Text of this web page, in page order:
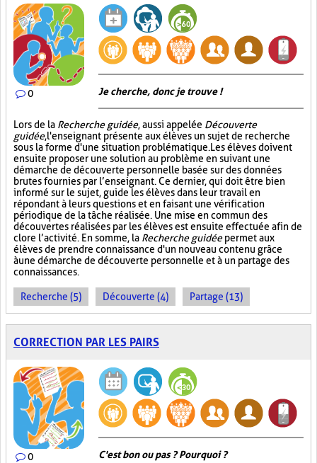
0 Je cherche, donc je trouve !
Lors de la Recherche guidée, aussi appelée Découverte
guidée, l'enseignant présente aux élèves un sujet de recherche
sous la forme d'une situation problématique. Les élèves doivent
ensuite proposer une solution au problème en suivant une
démarche de découverte personnelle basée sur des données
brutes fournies par l’enseignant. Ce dernier, qui doit être bien
informé sur le sujet, guide les élèves dans leur travail en
répondant à leurs questions et en faisant une vérification
périodique de la tâche réalisée. Une mise en commun des
découvertes réalisées par les élèves est ensuite effectuée afin de
clore l’activité. En somme, la Recherche guidéepermet aux
élèves de prendre connaissance d'un nouveau contenu grâce
à une démarche de découverte personnelle et à un partage des
connaissances.
Recherche (5) Découverte (4) Partage (13)
CORRECTION PAR LES PAIRS
0 C'est bon ou pas ? Pourquoi ?